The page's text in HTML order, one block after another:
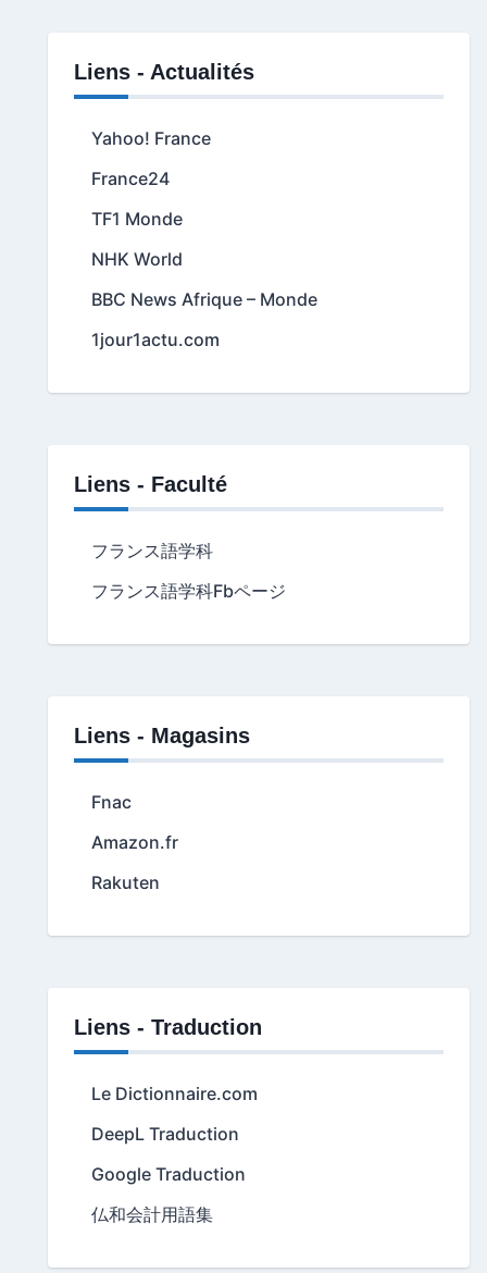
Liens - Actualités
Yahoo! France
France24
TF1 Monde
NHK World
BBC News Afrique – Monde
1jour1actu.com
Liens - Faculté
フランス語学科
フランス語学科Fbページ
Liens - Magasins
Fnac
Amazon.fr
Rakuten
Liens - Traduction
Le Dictionnaire.com
DeepL Traduction
Google Traduction
仏和会計用語集